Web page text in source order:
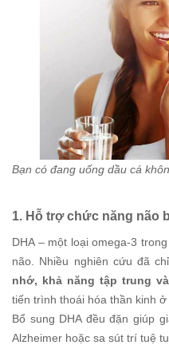
Bạn có đang uống dầu cá
1. Hỗ trợ chức năng não
DHA – một loại omega-3
não. Nhiều nghiên cứu đã
nhớ, khả năng tập trung
tiến trình thoái hóa thần kinh ở
Bổ sung DHA đều đặn giúp
Alzheimer hoặc sa sút trí tuệ